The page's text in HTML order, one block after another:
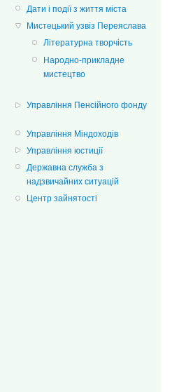
Дати і події з життя міста
Мистецький узвіз Переяслава
Літературна творчість
Народно-прикладне
мистецтво
Управління Пенсійного фонду
Управління Міндоходів
Управління юстиції
Державна служба з
надзвичайних ситуацій
Центр зайнятості